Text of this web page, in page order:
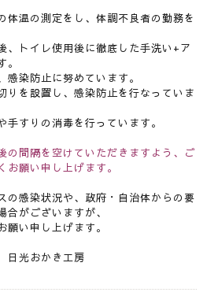
温の測定をし、体調不良者の勤務を
トイレ使用後に徹底した手洗い+ア
染防止に努めています。
を設置し、感染防止を行なっていま
すりの消毒を行っています。
間隔を空けていただきますよう、ご
願い申し上げます。
の感染状況や、政府・自治体からの要
がございますが、
い申し上げます。
かき工房